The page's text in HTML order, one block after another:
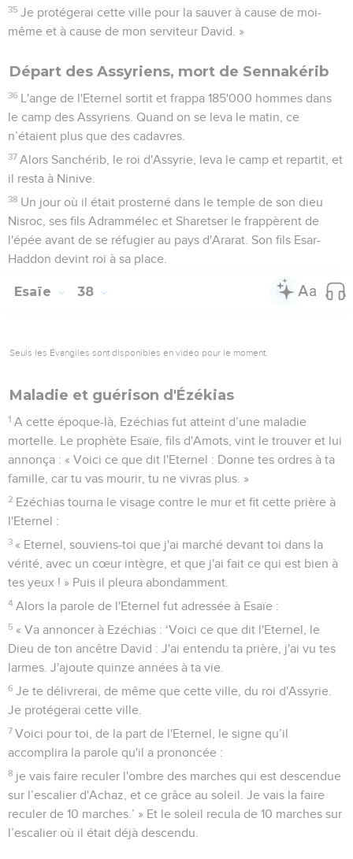
35 Je protégerai cette ville pour la sauver à cause de moi-
même et à cause de mon serviteur David. »
Départ des Assyriens, mort de Sennakérib
36 L'ange de l'Eternel sortit et frappa 185'000 hommes dans
le camp des Assyriens. Quand on se leva le matin, ce
n’étaient plus que des cadavres.
37 Alors Sanchérib, le roi d'Assyrie, leva le camp et repartit, et
il resta à Ninive.
38 Un jour où il était prosterné dans le temple de son dieu
Nisroc, ses fils Adrammélec et Sharetser le frappèrent de
l'épée avant de se réfugier au pays d'Ararat. Son fils Esar-
Haddon devint roi à sa place.
Esaïe 38
Seuls les Évangiles sont disponibles en vidéo pour le moment.
Maladie et guérison d'Ézékias
1 A cette époque-là, Ezéchias fut atteint d’une maladie
mortelle. Le prophète Esaïe, fils d'Amots, vint le trouver et lui
annonça : « Voici ce que dit l'Eternel : Donne tes ordres à ta
famille, car tu vas mourir, tu ne vivras plus. »
2 Ezéchias tourna le visage contre le mur et fit cette prière à
l'Eternel :
3 « Eternel, souviens-toi que j'ai marché devant toi dans la
vérité, avec un cœur intègre, et que j'ai fait ce qui est bien à
tes yeux ! » Puis il pleura abondamment.
4 Alors la parole de l'Eternel fut adressée à Esaïe :
5 « Va annoncer à Ezéchias : ‘Voici ce que dit l'Eternel, le
Dieu de ton ancêtre David : J'ai entendu ta prière, j'ai vu tes
larmes. J'ajoute quinze années à ta vie.
6 Je te délivrerai, de même que cette ville, du roi d'Assyrie.
Je protégerai cette ville.
7 Voici pour toi, de la part de l'Eternel, le signe qu’il
accomplira la parole qu'il a prononcée :
8 je vais faire reculer l'ombre des marches qui est descendue
sur l’escalier d'Achaz, et ce grâce au soleil. Je vais la faire
reculer de 10 marches.’ » Et le soleil recula de 10 marches sur
l’escalier où il était déjà descendu.